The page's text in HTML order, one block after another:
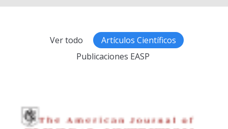
Ver todo
Artículos Científicos
Publicaciones EASP